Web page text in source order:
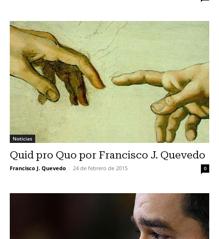
Noticias
Quid pro Quo por Francisco J. Quevedo
Francisco J. Quevedo - 24 de febrero de 2015 0